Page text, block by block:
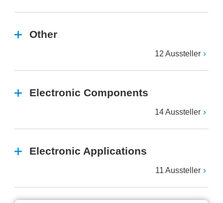
Other
12 Aussteller
Electronic Components
14 Aussteller
Electronic Applications
11 Aussteller